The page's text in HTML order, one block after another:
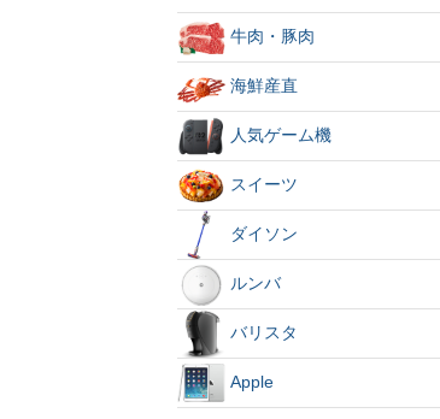
牛肉・豚肉
海鮮産直
人気ゲーム機
スイーツ
ダイソン
ルンバ
バリスタ
Apple